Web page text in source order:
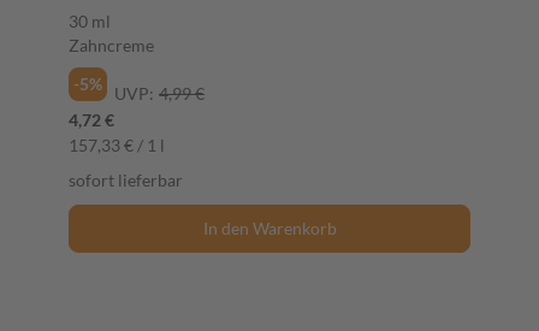
30 ml
Zahncreme
-5%
UVP: 4,99 €
4,72 €
157,33 € / 1 l
sofort lieferbar
In den Warenkorb